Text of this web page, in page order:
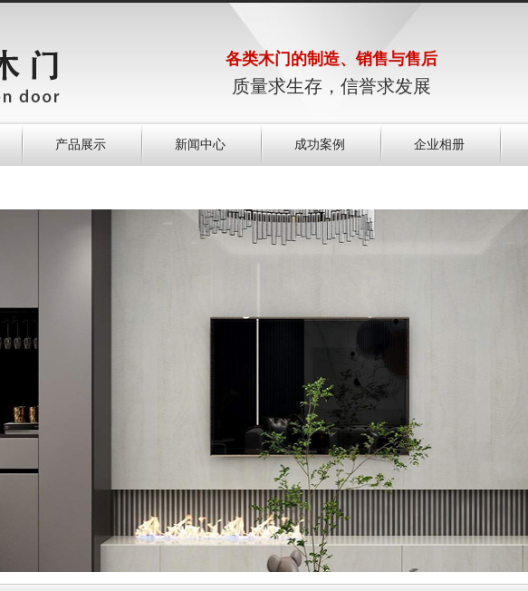
各类木门的制造、销售与售后
质量求生存，信誉求发展
产品展示 新闻中心 成功案例 企业相册